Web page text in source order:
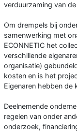
verduurzaming van
Om drempels bij
samenwerking met
ECONNETIC het
verschillende
organisatie)
kosten en is het
Eigenaren hebben de
Deelnemende
regelen van onder
onderzoek,